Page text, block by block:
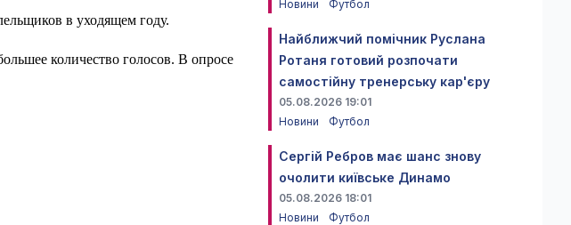
в уходящем году.
количество голосов. В опросе
Новини
Футбол
Найближчий помічник Руслана
Ротаня готовий розпочати
самостійну тренерську кар'єру
05.08.2026 19:01
Новини
Футбол
Сергій Ребров має шанс знову
очолити київське Динамо
05.08.2026 18:01
Новини
Футбол